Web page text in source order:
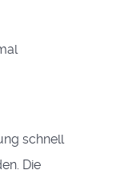
schnell
Die